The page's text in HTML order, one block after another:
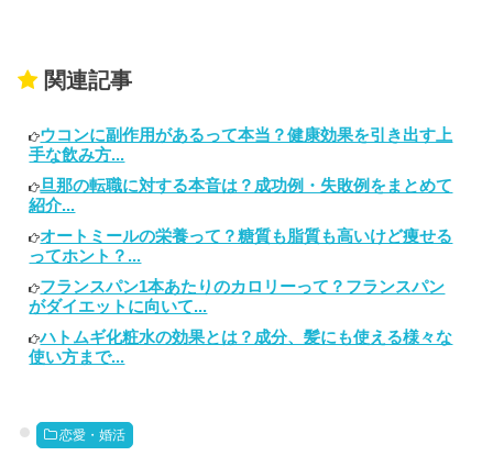
関連記事
ウコンに副作用があるって本当？健康効果を引き出す上
手な飲み方...
旦那の転職に対する本音は？成功例・失敗例をまとめて
紹介...
オートミールの栄養って？糖質も脂質も高いけど痩せる
ってホント？...
フランスパン1本あたりのカロリーって？フランスパン
がダイエットに向いて...
ハトムギ化粧水の効果とは？成分、髪にも使える様々な
使い方まで...
恋愛・婚活